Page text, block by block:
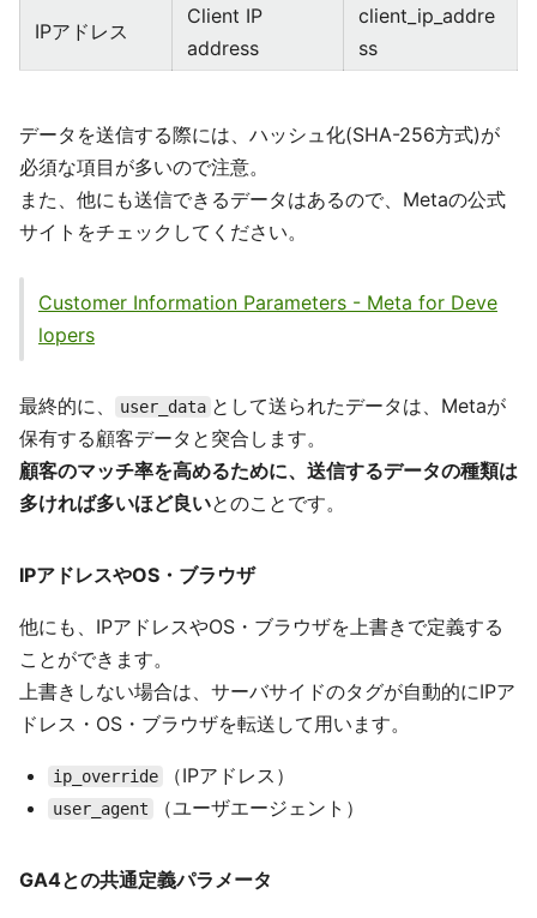
IPアドレス
Client IP
address
client_ip_addre
ss
データを送信する際には、ハッシュ化(SHA-256方式)が
必須な項目が多いので注意。
また、他にも送信できるデータはあるので、Metaの公式
サイトをチェックしてください。
Customer Information Parameters - Meta for Deve
lopers
最終的に、 user_data として送られたデータは、Metaが
保有する顧客データと突合します。
顧客のマッチ率を高めるために、送信するデータの種類は
多ければ多いほど良いとのことです。
IPアドレスやOS・ブラウザ
他にも、IPアドレスやOS・ブラウザを上書きで定義する
ことができます。
上書きしない場合は、サーバサイドのタグが自動的にIPア
ドレス・OS・ブラウザを転送して用います。
ip_override （IPアドレス）
user_agent （ユーザエージェント）
GA4との共通定義パラメータ